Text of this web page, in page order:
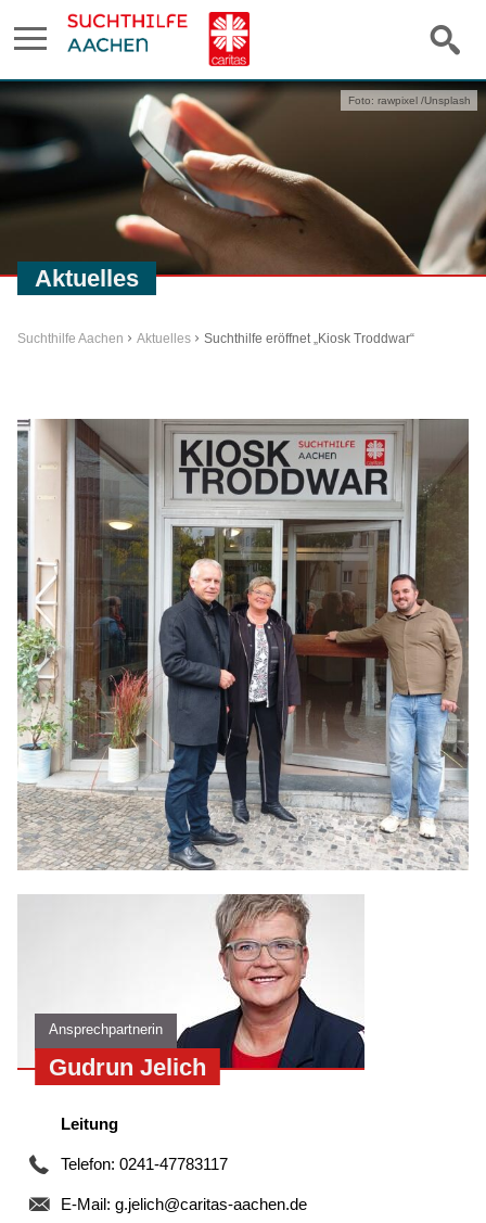
Aktuelles
Foto: rawpixel /Unsplash
Suchthilfe Aachen Aktuelles Suchthilfe eröffnet „Kiosk Troddwar“
Ansprechpartnerin
Gudrun Jelich
Leitung
Telefon: 0241-47783117
E-Mail: g.jelich@caritas-aachen.de